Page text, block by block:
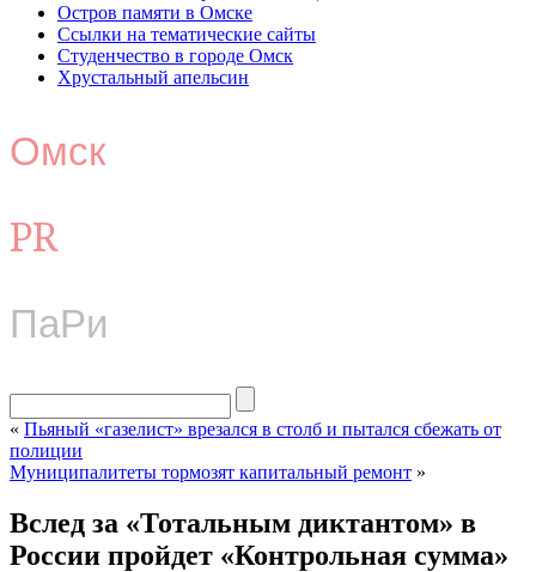
Остров памяти в Омске
Ссылки на тематические сайты
Студенчество в городе Омск
Хрустальный апельсин
Омск
PR
ПаРи
« Пьяный «газелист» врезался в столб и пытался сбежать от
полиции
Муниципалитеты тормозят капитальный ремонт »
Вслед за «Тотальным диктантом» в
России пройдет «Контрольная сумма»